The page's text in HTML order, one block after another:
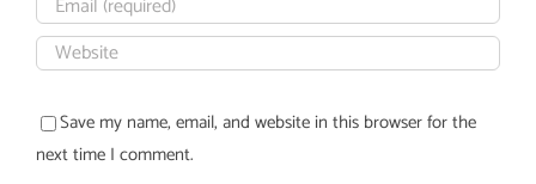
Save my name, email, and website in this browser for the
next time I comment.